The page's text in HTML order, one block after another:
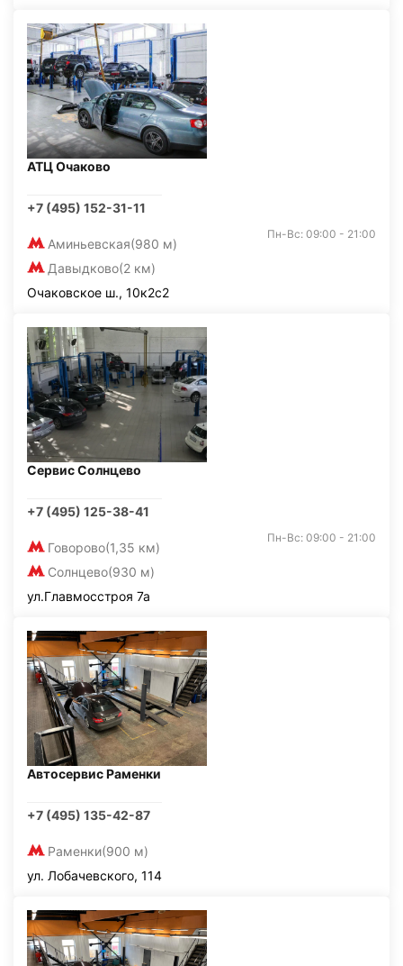
АТЦ Очаково
+7 (495) 152-31-11
Аминьевская(980 м)
Давыдково(2 км)
Пн-Вс: 09:00 - 21:00
Очаковское ш., 10к2с2
Сервис Солнцево
+7 (495) 125-38-41
Говорово(1,35 км)
Солнцево(930 м)
Пн-Вс: 09:00 - 21:00
ул.Главмосстроя 7а
Автосервис Раменки
+7 (495) 135-42-87
Раменки(900 м)
ул. Лобачевского, 114